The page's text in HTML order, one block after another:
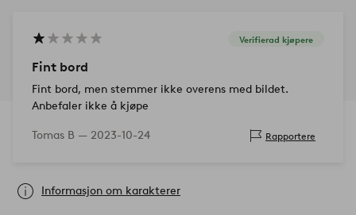
Verifierad kjøpere
Fint bord
Fint bord, men stemmer ikke overens med bildet.
Anbefaler ikke å kjøpe
Tomas B — 2023-10-24 Rapportere
Informasjon om karakterer